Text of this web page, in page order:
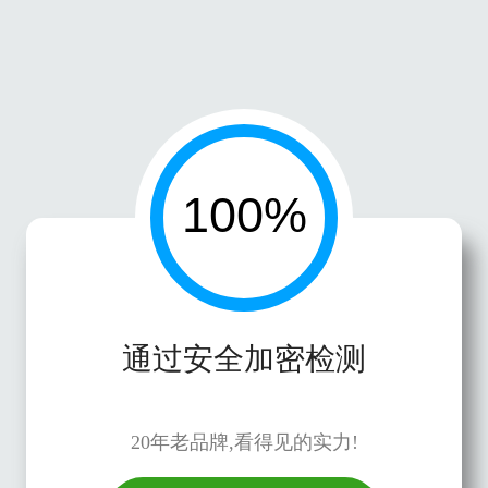
通过安全加密检测
20年老品牌,看得见的实力!